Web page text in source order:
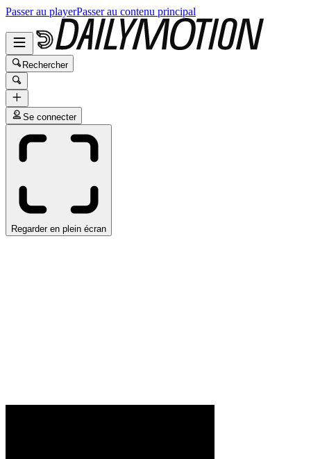
Passer au playerPasser au contenu principal
Rechercher
Se connecter
Regarder en plein écran